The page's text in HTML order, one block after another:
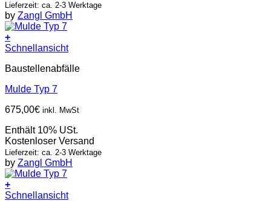
Lieferzeit: ca. 2-3 Werktage
by Zangl GmbH
+
Schnellansicht
Baustellenabfälle
Mulde Typ 7
675,00€ inkl. MwSt
Enthält 10% USt.
Kostenloser Versand
Lieferzeit: ca. 2-3 Werktage
by Zangl GmbH
+
Schnellansicht